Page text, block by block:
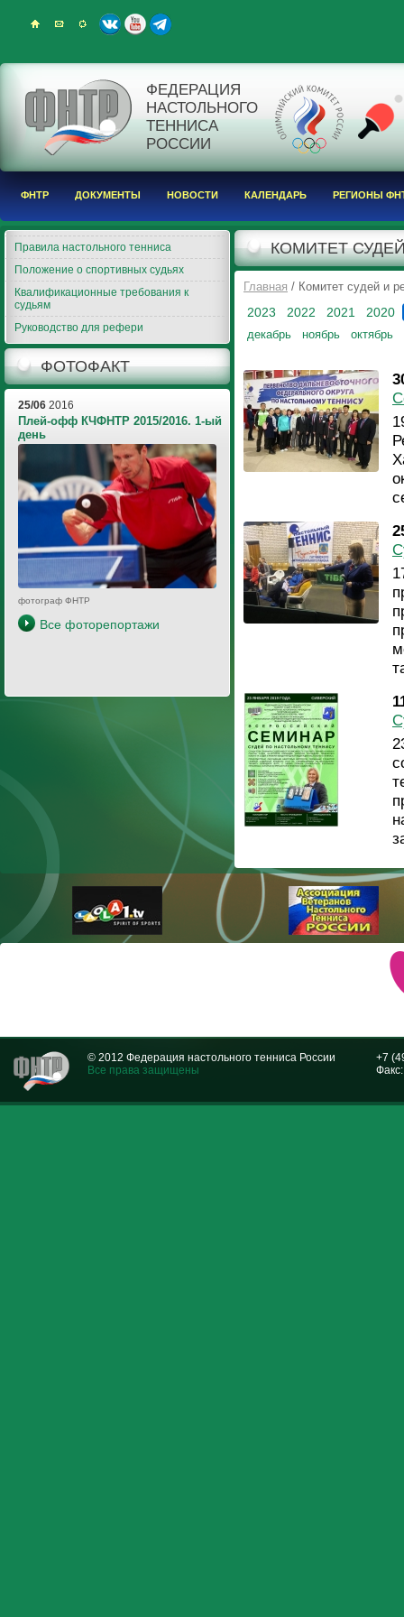
ФЕДЕРАЦИЯ
НАСТОЛЬНОГО
ТЕННИСА
РОССИИ
ФНТР ДОКУМЕНТЫ НОВОСТИ КАЛЕНДАРЬ РЕГИОНЫ
Правила настольного тенниса
Положение о спортивных судьях
Квалификационные требования к
судьям
Руководство для рефери
ФОТОФАКТ
25/06 2016
Плей-офф КЧФНТР 2015/2016. 1-ый
день
фотограф ФНТР
Все фоторепортажи
КОМИТЕТ
Главная / Комитет судей и
2023 2022 2021 2020
декабрь ноябрь октябрь
© 2012 Федерация настольного тенниса России
Все права защищены
+7